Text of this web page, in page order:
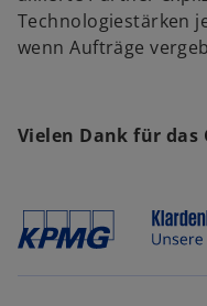
Technologiestärken
wenn Aufträge
Vielen Dank für das